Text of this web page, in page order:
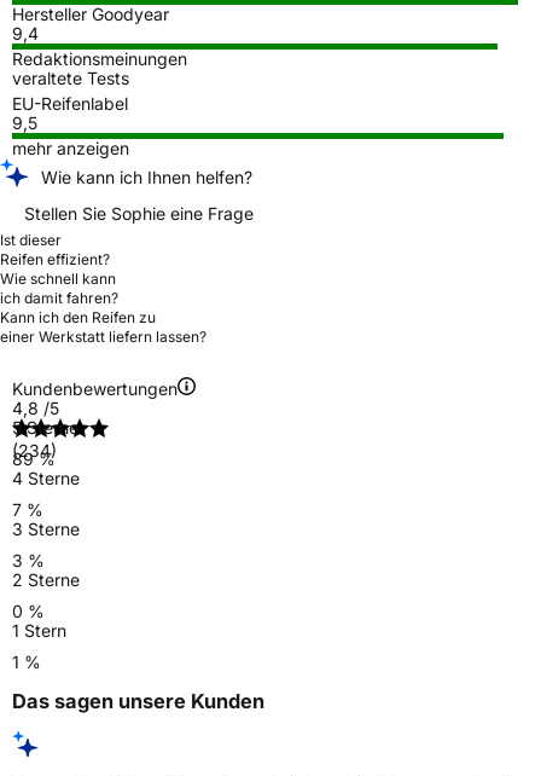
Hersteller Goodyear
9,4
Redaktionsmeinungen
veraltete Tests
EU-Reifenlabel
9,5
mehr anzeigen
Wie kann ich Ihnen helfen?
Stellen Sie Sophie eine Frage
Ist dieser
Reifen effizient?
Wie schnell kann
ich damit fahren?
Kann ich den Reifen zu
einer Werkstatt liefern lassen?
Kundenbewertungen
4,8 /5
(234)
5 Sterne
89 %
4 Sterne
7 %
3 Sterne
3 %
2 Sterne
0 %
1 Stern
1 %
Das sagen unsere Kunden